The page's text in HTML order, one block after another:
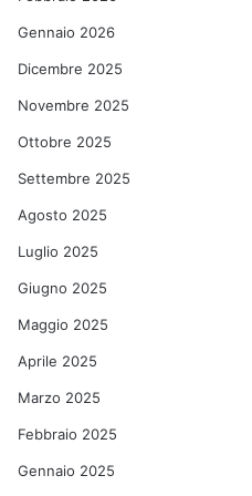
Gennaio 2026
Dicembre 2025
Novembre 2025
Ottobre 2025
Settembre 2025
Agosto 2025
Luglio 2025
Giugno 2025
Maggio 2025
Aprile 2025
Marzo 2025
Febbraio 2025
Gennaio 2025